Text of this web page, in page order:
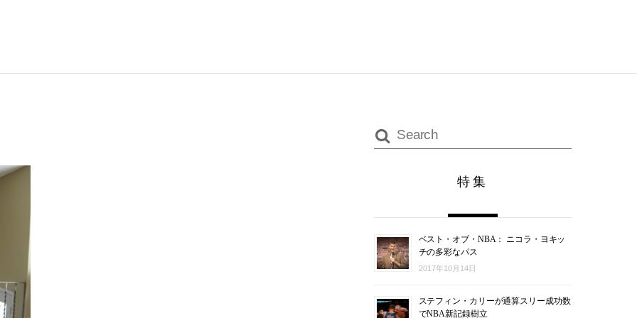
特集
ベスト・オブ・NBA： ニコラ・ヨキッ
チの多彩なパス
2017年10月14日
ステフィン・カリーが通算スリー成功数
でNBA新記録樹立